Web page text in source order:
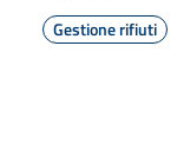
Gestione rifiuti